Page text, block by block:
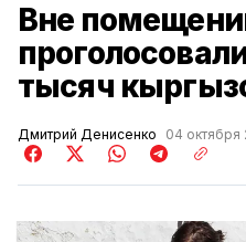
Вне
тысяч
Дмитрий Денисенко 04 октября